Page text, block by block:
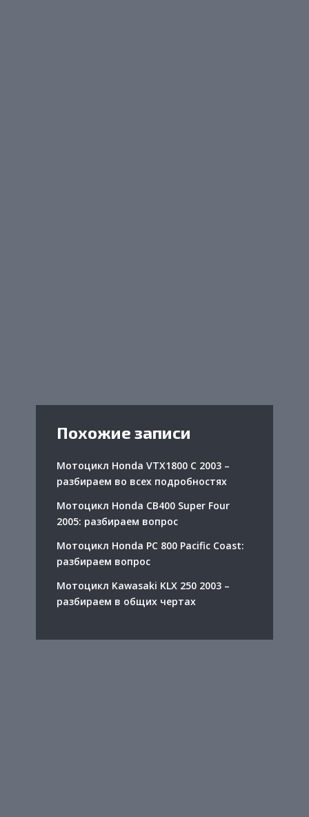
Похожие записи
Мотоцикл Honda VTX1800 C 2003 –
разбираем во всех подробностях
Мотоцикл Honda CB400 Super Four
2005: разбираем вопрос
Мотоцикл Honda PC 800 Pacific Coast:
разбираем вопрос
Мотоцикл Kawasaki KLX 250 2003 –
разбираем в общих чертах